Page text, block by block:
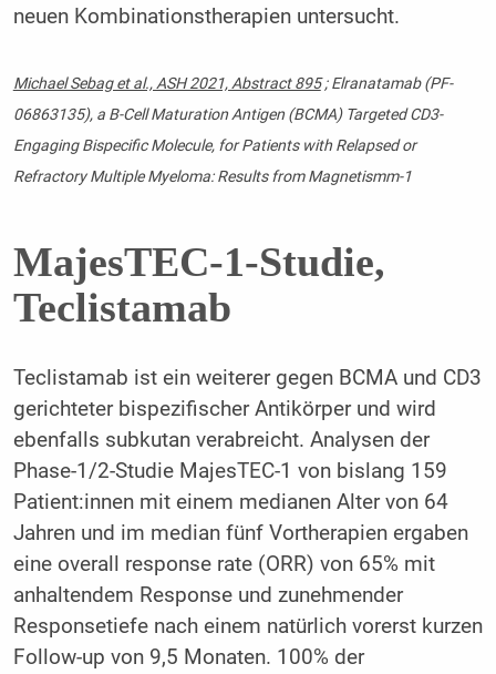
neuen Kombinationstherapien untersucht.
Michael Sebag et al., ASH 2021, Abstract 895; Elranatamab (PF-
06863135), a B-Cell Maturation Antigen (BCMA) Targeted CD3-
Engaging Bispecific Molecule, for Patients with Relapsed or
Refractory Multiple Myeloma: Results from Magnetismm-1
MajesTEC-1-Studie,
Teclistamab
Teclistamab ist ein weiterer gegen BCMA und CD3
gerichteter bispezifischer Antikörper und wird
ebenfalls subkutan verabreicht. Analysen der
Phase-1/2-Studie MajesTEC-1 von bislang 159
Patient:innen mit einem medianen Alter von 64
Jahren und im median fünf Vortherapien ergaben
eine overall response rate (ORR) von 65% mit
anhaltendem Response und zunehmender
Responsetiefe nach einem natürlich vorerst kurzen
Follow-up von 9,5 Monaten. 100% der